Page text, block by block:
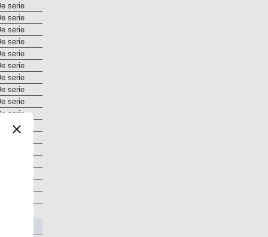
serie
serie
serie
serie
serie
serie
serie
serie
serie
serie
De serie